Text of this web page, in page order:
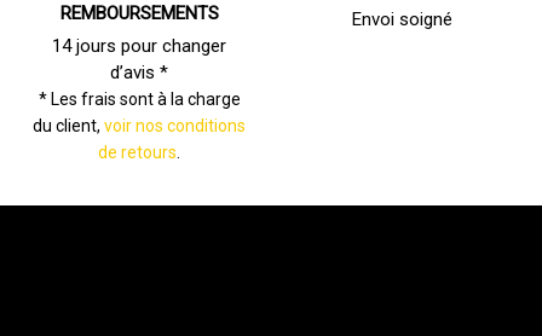
REMBOURSEMENTS
14 jours pour changer
d’avis *
* Les frais sont à la charge
du client,voir nos conditions
de retours
Envoi soigné